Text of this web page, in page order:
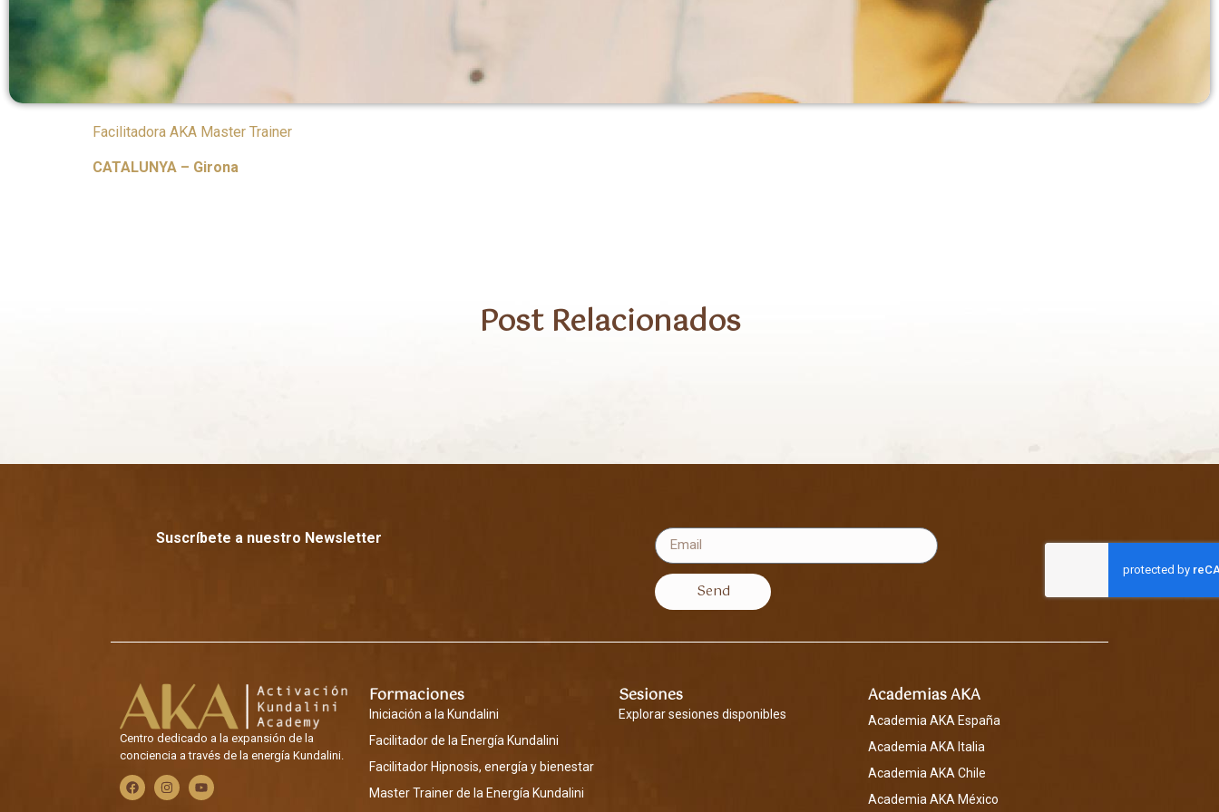
Facilitadora AKA Master Trainer
CATALUNYA – Girona
Post Relacionados
Suscríbete a nuestro Newsletter
Send
Centro dedicado a la expansión de la
conciencia a través de la energía Kundalini.
Formaciones
Iniciación a la Kundalini
Facilitador de la Energía Kundalini
Facilitador Hipnosis, energía y bienestar
Master Trainer de la Energía Kundalini
Sesiones
Explorar sesiones disponibles
Academias AKA
Academia AKA España
Academia AKA Italia
Academia AKA Chile
Academia AKA México